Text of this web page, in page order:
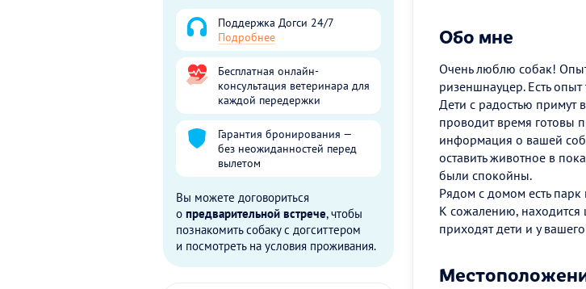
Поддержка Догси 24/7
Подробнее
Бесплатная онлайн-
консультация ветеринара для
каждой передержки
Гарантия бронирования —
без неожиданностей перед
вылетом
Вы можете договориться
о предварительной встрече, чтобы
познакомить собаку с догситтером
и посмотреть на условия проживания.
Обо мне
Очень люблю собак!
ризеншнауцер. Есть
Дети с радостью примут
проводит время готовы
информация о вашей
оставить животное в
были спокойны.
Рядом с домом есть
К сожалению,
приходят дети и у